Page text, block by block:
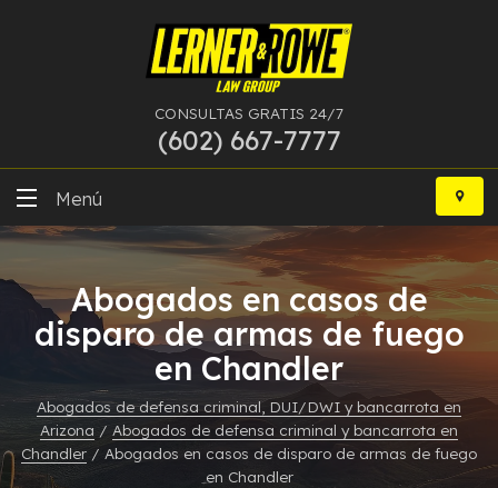
CONSULTAS GRATIS 24/7
(602) 667-7777
Ir
contenido
Menú
Delitos Graves
Más Especialidades
Recursos
Abogados en casos de
disparo de armas de fuego
en Chandler
Abogados de defensa criminal, DUI/DWI y bancarrota en
Arizona / Abogados de defensa criminal y bancarrota en
Chandler / Abogados en casos de disparo de armas de fuego
en Chandler